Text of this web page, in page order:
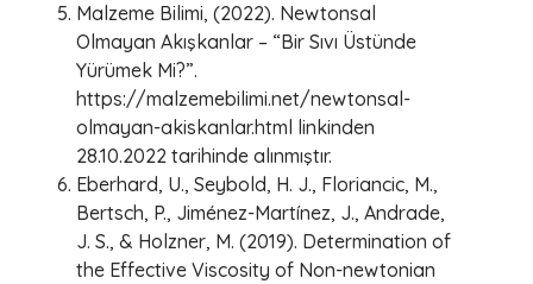
Malzeme Bilimi, (2022). Newtonsal
Olmayan Akışkanlar – “Bir Sıvı Üstünde
Yürümek Mi?”.
https://malzemebilimi.net/newtonsal-
olmayan-akiskanlar.html linkinden
28.10.2022 tarihinde alınmıştır.
Eberhard, U., Seybold, H. J., Floriancic, M.,
Bertsch, P., Jiménez-Martínez, J., Andrade,
J. S., & Holzner, M. (2019). Determination of
the Effective Viscosity of Non-newtonian